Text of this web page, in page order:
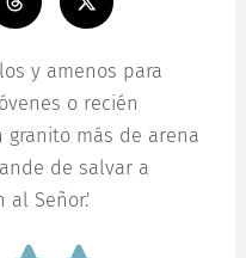
y amenos para
o recién
más de arena
de salvar a
al Señor.'